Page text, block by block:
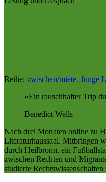
Reihe: zwischen/miete. Junge
Ein rauschhafter Trip
Benedict Wells
Nach drei Monaten online zu
Literaturhaussaal. Mitbringen
durch Heilbronn, ein
zwischen Rechten und
studierte